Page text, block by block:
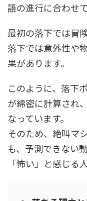
語の進行に合わせ
最初の落下では冒
落下では意外性や
果があります。
このように、落下
が綿密に計算され
なっています。
そのため、絶叫マ
も、予測できない
「怖い」と感じる